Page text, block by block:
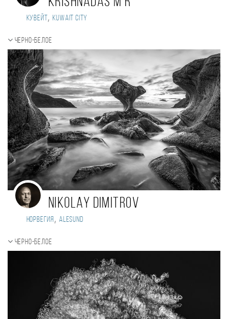
Кувейт, Kuwait City
Черно-белое
Nikolay Dimitrov
Норвегия, Alesund
Черно-белое